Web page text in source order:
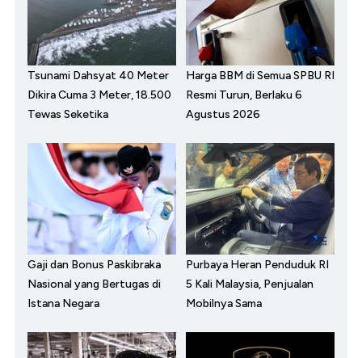
Tsunami Dahsyat 40 Meter
Dikira Cuma 3 Meter, 18.500
Tewas Seketika
Harga BBM di Semua SPBU RI
Resmi Turun, Berlaku 6
Agustus 2026
Gaji dan Bonus Paskibraka
Nasional yang Bertugas di
Istana Negara
Purbaya Heran Penduduk RI
5 Kali Malaysia, Penjualan
Mobilnya Sama